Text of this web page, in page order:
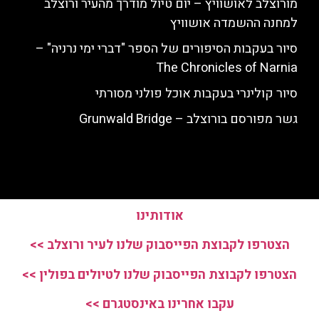
מורוצלב לאושוויץ – יום טיול מודרך מהעיר ורוצלב
למחנה ההשמדה אושוויץ
סיור בעקבות הסיפורים של הספר "דברי ימי נרניה" –
The Chronicles of Narnia
סיור קולינרי בעקבות אוכל פולני מסורתי
גשר מפורסם בורוצלב – Grunwald Bridge
אודותינו
הצטרפו לקבוצת הפייסבוק שלנו לעיר ורוצלב >>
הצטרפו לקבוצת הפייסבוק שלנו לטיולים בפולין >>
עקבו אחרינו באינסטגרם >>